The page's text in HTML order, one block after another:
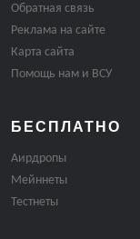
Обратная связь
Реклама на сайте
Карта сайта
Помощь нам и ВСУ
БЕСПЛАТНО
Аирдропы
Мейннеты
Тестнеты